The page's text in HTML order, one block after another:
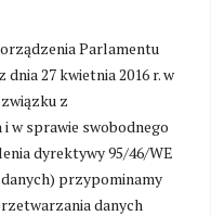
Parlamentu
dnia 27 kwietnia 2016 r. w
z
w sprawie swobodnego
dyrektywy 95/46/WE
przypominamy
danych